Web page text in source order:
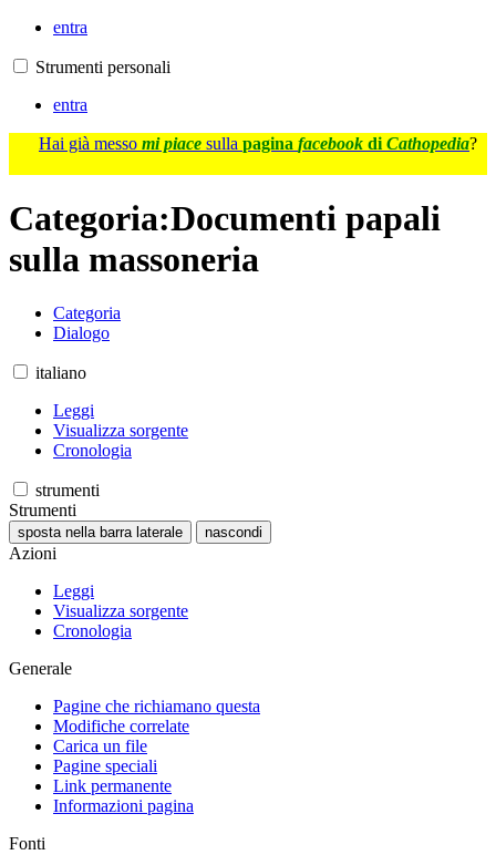
entra
Strumenti personali
entra
Hai già messo mi piace sulla pagina facebook di Cathopedia?
Categoria:Documenti papali
sulla massoneria
Categoria
Dialogo
italiano
Leggi
Visualizza sorgente
Cronologia
strumenti
Strumenti
sposta nella barra laterale nascondi
Azioni
Leggi
Visualizza sorgente
Cronologia
Generale
Pagine che richiamano questa
Modifiche correlate
Carica un file
Pagine speciali
Link permanente
Informazioni pagina
Fonti